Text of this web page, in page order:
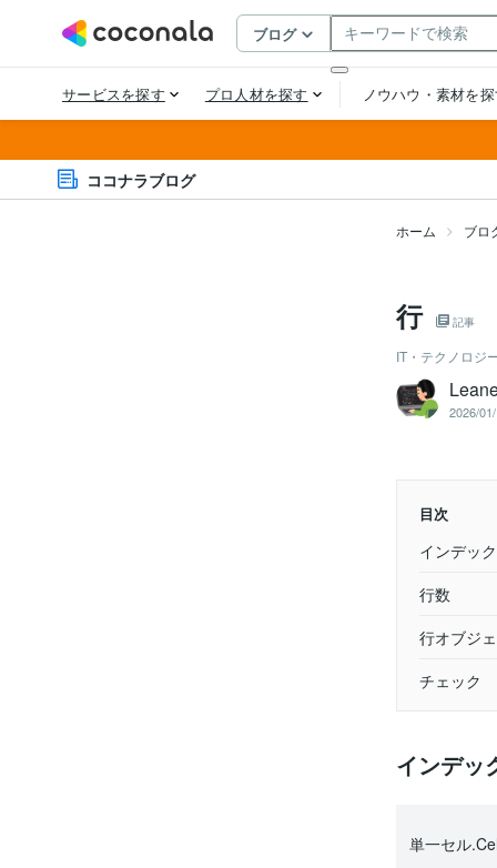
ココナラブログ
ホーム ブロ
行 記事
IT・テクノロジ
2026/
目次
インデッ
行数
行オブジ
チェック
インデッ
単一セル